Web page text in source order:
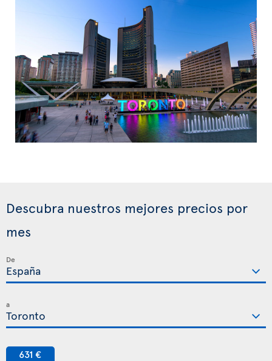
Descubra nuestros mejores precios por
mes
De
a
631 €